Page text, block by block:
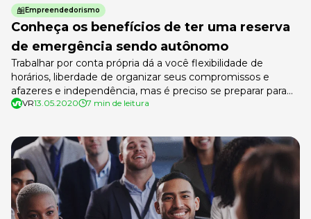
Empreendedorismo
Conheça os benefícios de ter uma reserva
de emergência sendo autônomo
Trabalhar por conta própria dá a você flexibilidade de
horários, liberdade de organizar seus compromissos e
afazeres e independência, mas é preciso se preparar para
períodos incertos. Por isso, que tal saber um pouco mais
VR13.05.2020 7 min de leitura